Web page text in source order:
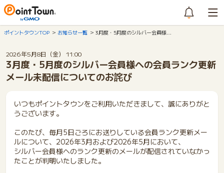
ポイントタウンTOP お知らせ一覧 3月度・5月度のシルバー会員様…
2026年5月8日（金） 11:00
3月度・5月度のシルバー会員様への会員ランク更新
メール未配信についてのお詫び
いつもポイントタウンをご利用いただきまして、誠にありがと
うございます。
このたび、毎月5日ごろにお送りしている会員ランク更新メー
ルについて、2026年3月および2026年5月において、
シルバー会員様へのランク更新のメールが配信されていなかっ
たことが判明いたしました。